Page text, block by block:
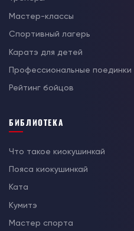
Мастер-классы
Спортивный лагерь
Каратэ для детей
Профессиональные поединки
Рейтинг бойцов
БИБЛИОТЕКА
Что такое киокушинкай
Пояса киокушинкай
Ката
Кумитэ
Мастер спорта